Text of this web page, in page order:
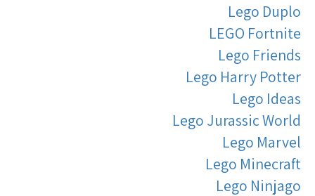
Lego Duplo
LEGO Fortnite
Lego Friends
Lego Harry Potter
Lego Ideas
Lego Jurassic World
Lego Marvel
Lego Minecraft
Lego Ninjago